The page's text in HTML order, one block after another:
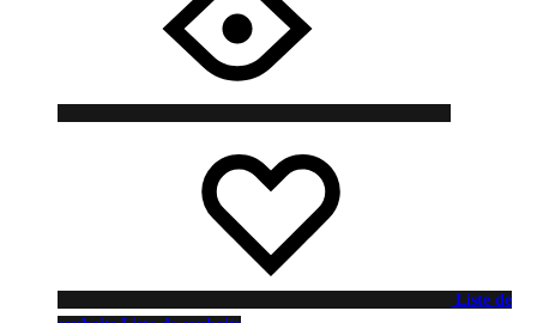
Liste de